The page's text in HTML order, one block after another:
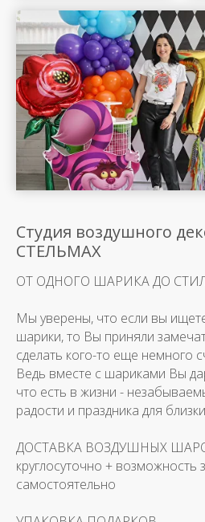
Студия воздушного
СТЕЛЬМАХ
ОТ ОДНОГО ШАРИКА ДО
Мы уверены, что если вы
шарики, то Вы приняли
сделать кого-то еще немного
Ведь вместе с шариками Вы
что есть в жизни -
радости и праздника для
ДОСТАВКА ВОЗДУШНЫХ
круглосуточно + возможность
самостоятельно